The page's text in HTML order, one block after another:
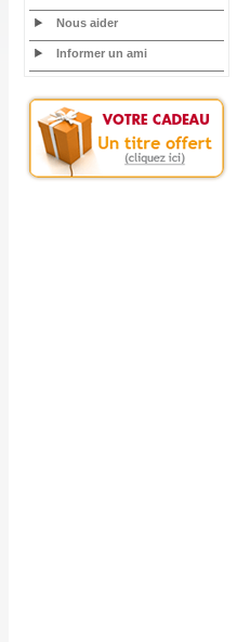
Nous aider
Informer un ami